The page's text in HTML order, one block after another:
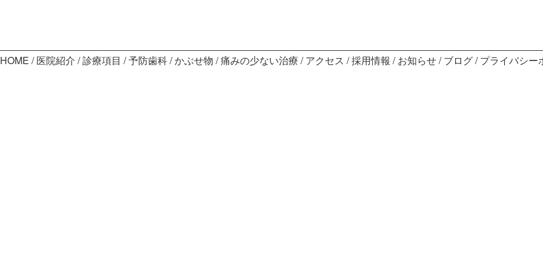
HOME 医院紹介 診療項目 予防歯科 かぶせ物 痛みの少ない治療 アクセス 採用情報 お知らせ ブログ プライバシー